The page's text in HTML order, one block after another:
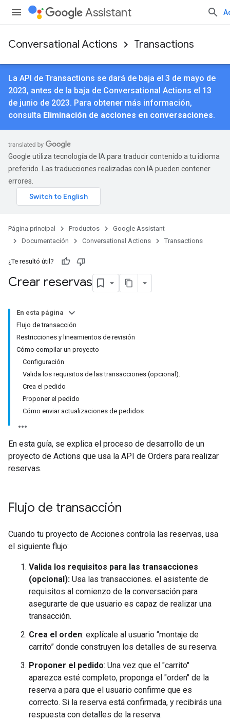
Assistant
Conversational Actions Transactions
La API de Transactions se dará de baja el 3 de mayo de
2023, antes de la baja de Conversational Actions el 13
de junio de 2023. Para obtener más información,
consulta Eliminación de acciones en conversaciones.
Google utiliza tecnología de IA para traducir contenido a tu idioma
preferido. Las traducciones realizadas con IA pueden contener
errores.
Página principal Productos
Google Assistant
Documentación
Conversational Actions Transactions
¿Te resultó útil?
Crear reservas
En esta página
Flujo de transacción
Restricciones y lineamientos de revisión
Cómo compilar un proyecto
Configuración
Valida los requisitos de las transacciones (opcional).
Crea el pedido
Proponer el pedido
Cómo enviar actualizaciones de pedidos
En esta guía, se explica el proceso de desarrollo de un
proyecto de Actions que usa la API de Orders para realizar
reservas.
Flujo de transacción
Cuando tu proyecto de Acciones controla las reservas, usa
el siguiente flujo:
Valida los requisitos para las transacciones
(opcional): Usa las transacciones. el asistente de
requisitos al comienzo de la conversación para
asegurarte de que usuario es capaz de realizar una
transacción.
Crea el orden: explícale al usuario “montaje de
carrito” donde construyen los detalles de su reserva.
Proponer el pedido: Una vez que el "carrito"
aparezca esté completo, proponga el "orden" de la
reserva a para que el usuario confirme que es
correcto. Si la reserva está confirmada, y recibirás una
respuesta con detalles de la reserva.